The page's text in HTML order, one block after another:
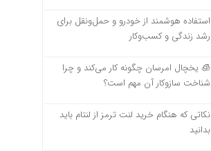
استفاده هوشمند از خودرو و حمل‌ونقل برای
رشد زندگی و کسب‌وکار
🧊 یخچال امرسان چگونه کار می‌کند و چرا
شناخت سازوکار آن مهم است؟
نکاتی که هنگام خرید لنت ترمز از لنتام باید
بدانید